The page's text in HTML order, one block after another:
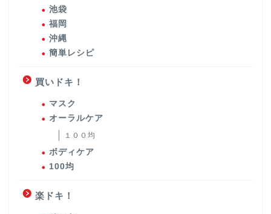
池袋
福岡
沖縄
簡単レシピ
買いドキ！
マスク
オーラルケア
１００均
ボディケア
100均
楽ドキ！